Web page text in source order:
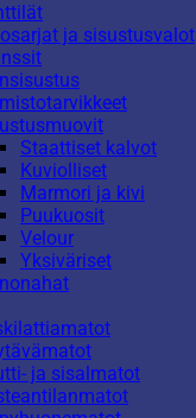
ja sisustusvalot
Staattiset kalvot
Kuviolliset
Marmori ja kivi
Puukuosit
Velour
Yksiväriset
ja sisalmatot